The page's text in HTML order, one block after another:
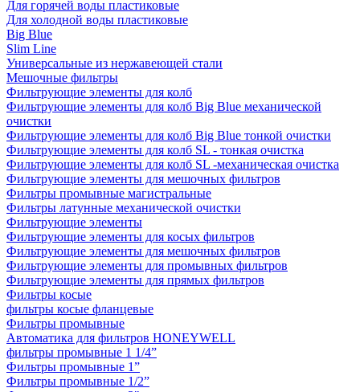
Для горячей воды пластиковые
Для холодной воды пластиковые
Big Blue
Slim Line
Универсальные из нержавеющей стали
Мешочные фильтры
Фильтрующие элементы для колб
Фильтрующие элементы для колб Big Blue механической
очистки
Фильтрующие элементы для колб Big Blue тонкой очистки
Фильтрующие элементы для колб SL - тонкая очистка
Фильтрующие элементы для колб SL -механическая очистка
Фильтрующие элементы для мешочных фильтров
Фильтры промывные магистральные
Фильтры латунные механической очистки
Фильтрующие элементы
Фильтрующие элементы для косых фильтров
Фильтрующие элементы для мешочных фильтров
Фильтрующие элементы для промывных фильтров
Фильтрующие элементы для прямых фильтров
Фильтры косые
фильтры косые фланцевые
Фильтры промывные
Автоматика для фильтров HONEYWELL
фильтры промывные 1 1/4”
Фильтры промывные 1”
Фильтры промывные 1/2”